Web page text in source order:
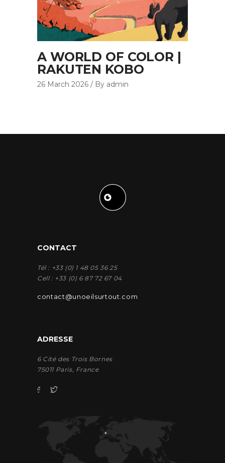
A WORLD OF COLOR |
RAKUTEN KOBO
26 March 2026 By admin
CONTACT
Tél : +33 (0) 1 48 05 36 25
Cell : +33 (0) 6 87 72 67 04
contact@unoeilsurtout.com
ADRESSE
6 Cité des Trois Bornes
75011 Paris, France